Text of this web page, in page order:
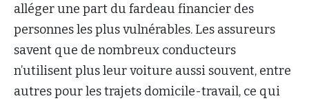
alléger une part du fardeau financier des
personnes les plus vulnérables. Les assureurs
savent que de nombreux conducteurs
n’utilisent plus leur voiture aussi souvent, entre
autres pour les trajets domicile-travail, ce qui